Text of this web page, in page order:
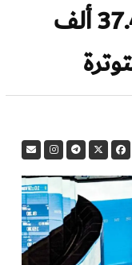
مدينة عربية تجذب 37.4 ألف